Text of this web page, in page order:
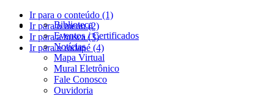
Ir para o conteúdo (1)
Ir para o menu (2)
Ir para a busca (3)
Ir para o rodapé (4)
Biblioteca
Eventos / Certificados
Notícias
Mapa Virtual
Mural Eletrônico
Fale Conosco
Ouvidoria